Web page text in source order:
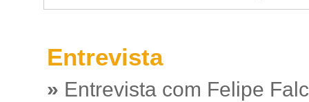
Entrevista
» Entrevista com Felipe